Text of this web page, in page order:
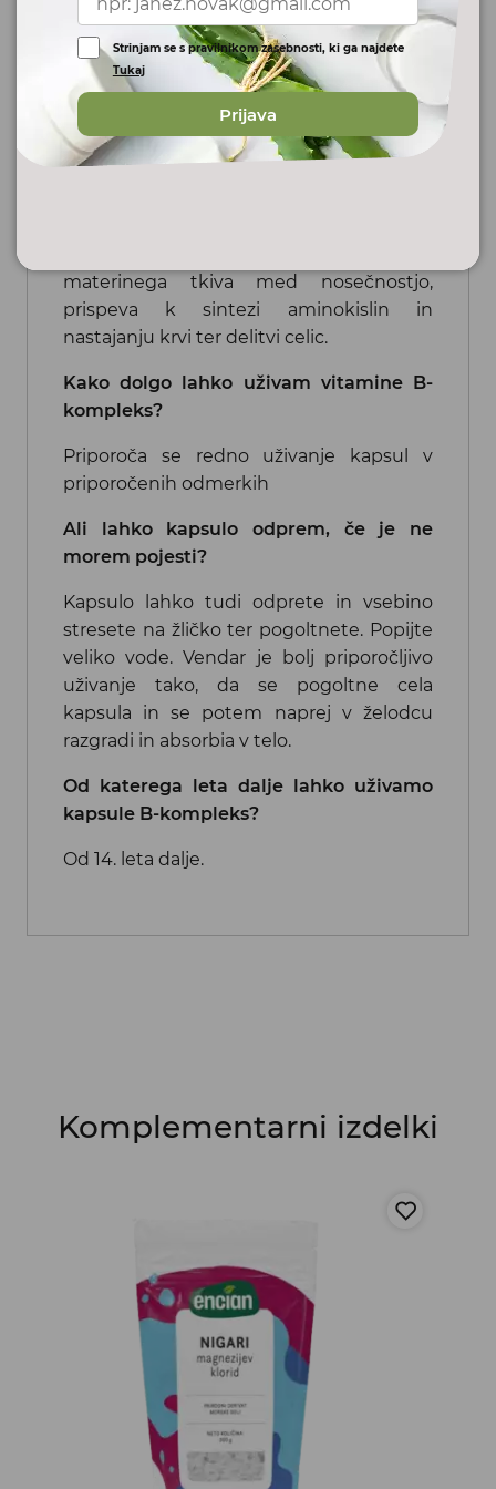
nalagajo, zato jih v priporočenih količinah
lahko uživamo vsak dan.
Ali je primeren za nosečnice in doječe
mamice?
Seveda. Kapsule B-kompleks se lahko v
materinega tkiva med nosečnostjo,
prispeva k sintezi aminokislin in
nastajanju krvi ter delitvi celic.
Kako dolgo lahko uživam vitamine B-
kompleks?
Priporoča se redno uživanje kapsul v
priporočenih odmerkih
Ali lahko kapsulo odprem, če je ne
morem pojesti?
Kapsulo lahko tudi odprete in vsebino
stresete na žličko ter pogoltnete. Popijte
veliko vode. Vendar je bolj priporočljivo
uživanje tako, da se pogoltne cela
kapsula in se potem naprej v želodcu
razgradi in absorbia v telo.
Od katerega leta dalje lahko uživamo
kapsule B-kompleks?
Od 14. leta dalje.
Komplementarni izdelki
Strinjam se s pravilnikom zasebnosti, ki ga najdete
Tukaj
Prijava